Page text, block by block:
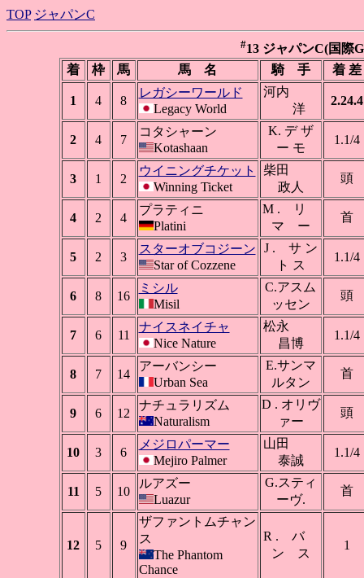
TOP ジャパンC
#13 ジャパンC(国際
着
枠 馬 馬 名 騎 手 着 差
1 4 8
レガシーワールド
Legacy World
河内
洋
2.24.4
2 4 7
コタシャーン
Kotashaan
K. デ ザ
ー モ
1.1/4
3 1 2
ウイニングチケット
Winning Ticket
柴田
政人
頭
4 2 4
プラティニ
Platini
M . リ
マ ー
首
5 2 3
スターオブコジーン
Star of Cozzene
J . サ ン
ト ス
1.1/4
6 8 16
ミシル
Misil
C.アスム
ッセン
頭
7 6 11
ナイスネイチャ
Nice Nature
松永
昌博
1.1/4
8 7 14
アーバンシー
Urban Sea
E.サンマ
ルタン
首
9 6 12
ナチュラリズム
Naturalism
D . オリヴ
ァー
頭
10 3 6
メジロパーマー
Mejiro Palmer
山田
泰誠
1.1/4
11 5 10
ルアズー
Luazur
G.スティ
ーヴ.
首
12 5 9
ザファントムチャン
ス
The Phantom
Chance
R . バ
ン ス
1